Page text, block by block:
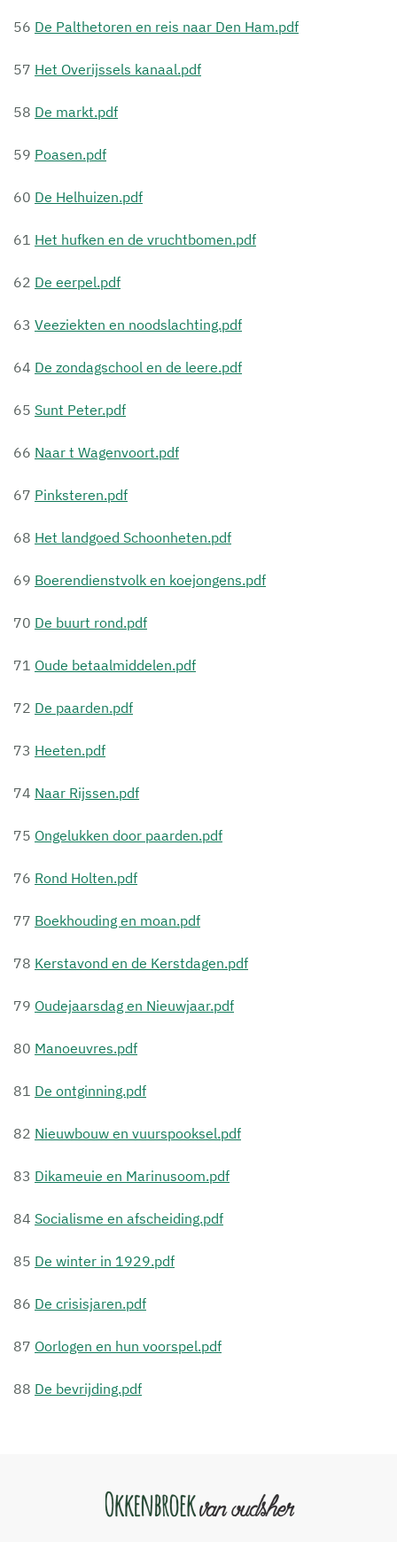
56 De Palthetoren en reis naar Den Ham.pdf
57 Het Overijssels kanaal.pdf
58 De markt.pdf
59 Poasen.pdf
60 De Helhuizen.pdf
61 Het hufken en de vruchtbomen.pdf
62 De eerpel.pdf
63 Veeziekten en noodslachting.pdf
64 De zondagschool en de leere.pdf
65 Sunt Peter.pdf
66 Naar t Wagenvoort.pdf
67 Pinksteren.pdf
68 Het landgoed Schoonheten.pdf
69 Boerendienstvolk en koejongens.pdf
70 De buurt rond.pdf
71 Oude betaalmiddelen.pdf
72 De paarden.pdf
73 Heeten.pdf
74 Naar Rijssen.pdf
75 Ongelukken door paarden.pdf
76 Rond Holten.pdf
77 Boekhouding en moan.pdf
78 Kerstavond en de Kerstdagen.pdf
79 Oudejaarsdag en Nieuwjaar.pdf
80 Manoeuvres.pdf
81 De ontginning.pdf
82 Nieuwbouw en vuurspooksel.pdf
83 Dikameuie en Marinusoom.pdf
84 Socialisme en afscheiding.pdf
85 De winter in 1929.pdf
86 De crisisjaren.pdf
87 Oorlogen en hun voorspel.pdf
88 De bevrijding.pdf